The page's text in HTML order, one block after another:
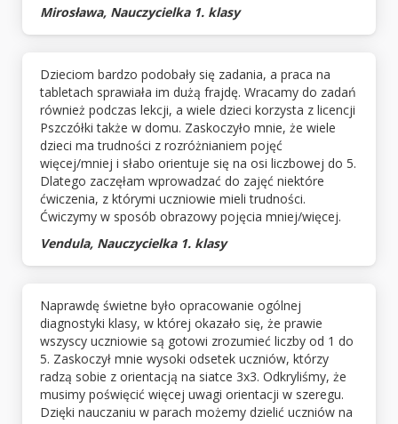
Mirosława, Nauczycielka 1. klasy
Dzieciom bardzo podobały się zadania, a praca na
tabletach sprawiała im dużą frajdę. Wracamy do zadań
również podczas lekcji, a wiele dzieci korzysta z licencji
Pszczółki także w domu. Zaskoczyło mnie, że wiele
dzieci ma trudności z rozróżnianiem pojęć
więcej/mniej i słabo orientuje się na osi liczbowej do 5.
Dlatego zaczęłam wprowadzać do zajęć niektóre
ćwiczenia, z którymi uczniowie mieli trudności.
Ćwiczymy w sposób obrazowy pojęcia mniej/więcej.
Vendula, Nauczycielka 1. klasy
Naprawdę świetne było opracowanie ogólnej
diagnostyki klasy, w której okazało się, że prawie
wszyscy uczniowie są gotowi zrozumieć liczby od 1 do
5. Zaskoczył mnie wysoki odsetek uczniów, którzy
radzą sobie z orientacją na siatce 3x3. Odkryliśmy, że
musimy poświęcić więcej uwagi orientacji w szeregu.
Dzięki nauczaniu w parach możemy dzielić uczniów na